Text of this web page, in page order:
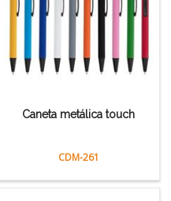
Caneta metálica touch
CDM-261